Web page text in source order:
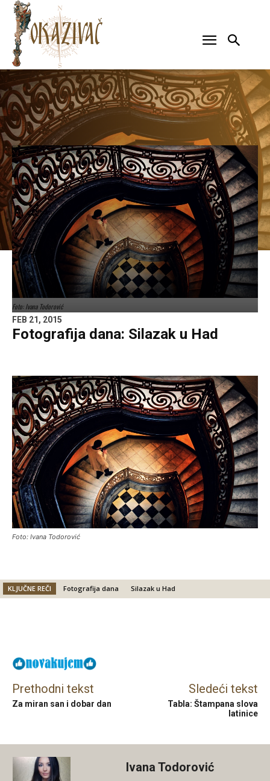
Foto: Ivana Todorović
FEB 21, 2015
Fotografija dana: Silazak u Had
Foto: Ivana Todorović
KLJUČNE REČI Fotografija dana Silazak u Had
Prethodni tekst
Za miran san i dobar dan
Sledeći tekst
Tabla: Štampana slova
latinice
Ivana Todorović